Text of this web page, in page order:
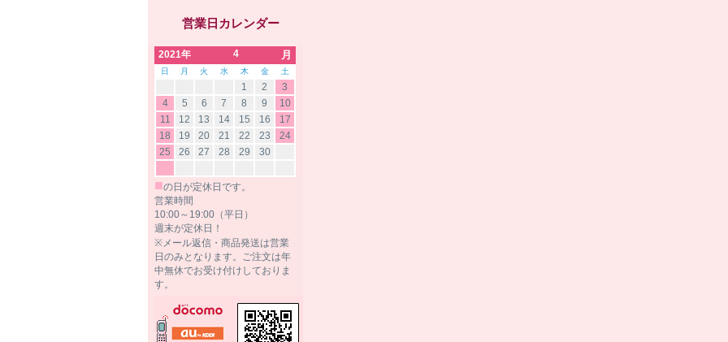
営業日カレンダー
2021年 4 月
日 月 火 水 木 金 土
1 2
3
4
5 6 7 8 9
10
11
12 13 14 15 16
17
18
19 20 21 22 23
24
25
26 27 28 29 30
■の日が定休日です。
営業時間
10:00～19:00（平日）
週末が定休日！
※メール返信・商品発送は営業
日のみとなります。ご注文は年
中無休でお受け付けしておりま
す。